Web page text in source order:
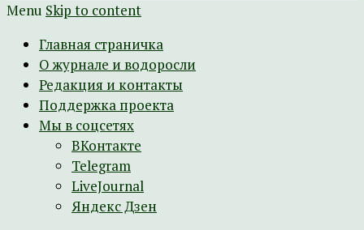
Menu Skip to content
Главная страничка
О журнале и водоросли
Редакция и контакты
Поддержка проекта
Мы в соцсетях
ВКонтакте
Telegram
LiveJournal
Яндекс Дзен